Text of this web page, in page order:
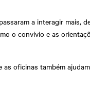
a interagir mais,
o convívio e as
oficinas também